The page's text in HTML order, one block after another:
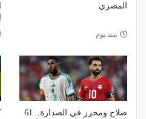
المصري
منذ يوم
صلاح ومحرز في الصدارة.. 61